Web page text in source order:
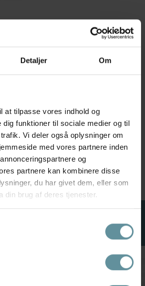
Detaljer Om
at tilpasse vores indhold og
dig funktioner til sociale medier og til
Vi deler også oplysninger om
med vores partnere inden
og
partnere kan kombinere disse
du har givet dem, eller som
din brug af deres tjenester.
kort
FILTER